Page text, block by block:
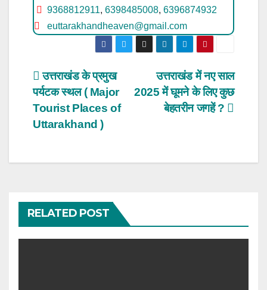
9368812911, 6398485008, 6396874932
euttarakhandheaven@gmail.com
Post
navigation
उत्तराखंड में नए साल
2025 में घूमने के लिए कुछ
बेहतरीन जगहें ?
उत्तराखंड के प्रमुख
पर्यटक स्थल ( Major
Tourist Places of
Uttarakhand )
RELATED POST